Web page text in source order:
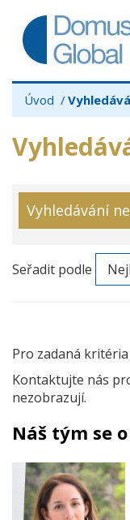
Úvod
Vyhledávání
Seřadit podle
Pro zadaná
Kontaktujte nás
nezobrazují.
Náš tým se